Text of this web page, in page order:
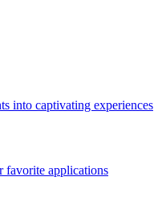
into captivating experiences
favorite applications